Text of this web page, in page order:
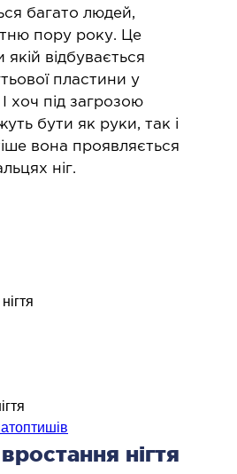
ХІРУРГІЯ
молочної залози
багато людей,
пору року. Це
якій відбувається
пластини у
хоч під загрозою
бути як руки, так і
вона проявляється
ніг.
нігтя